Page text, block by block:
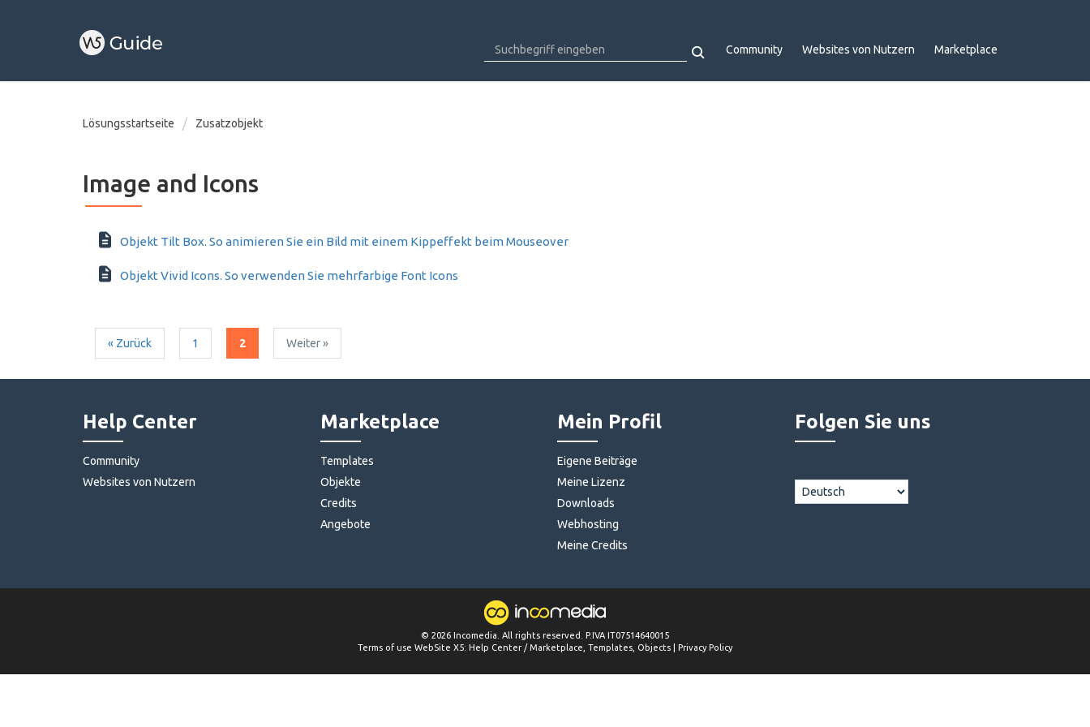
Community Websites von Nutzern Marketplace
Lösungsstartseite Zusatzobjekt
Image and Icons
Objekt Tilt Box. So animieren Sie ein Bild mit einem Kippeffekt beim Mouseover
Objekt Vivid Icons. So verwenden Sie mehrfarbige Font Icons
« Zurück 1 2 Weiter »
Help Center
Community
Websites von Nutzern
Marketplace
Templates
Objekte
Credits
Angebote
Mein Profil
Eigene Beiträge
Meine Lizenz
Downloads
Webhosting
Meine Credits
Folgen Sie uns
© 2026 Incomedia . All rights reserved. P.IVA IT07514640015
Terms of use WebSite X5: Help Center / Marketplace Templates Objects Privacy Policy